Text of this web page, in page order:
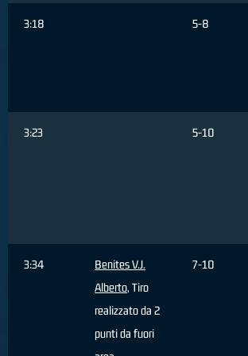
3:18 5-8
3:23 5-10
3:34
Benites V.J.
Alberto, Tiro
realizzato da 2
punti da fuori
7-10